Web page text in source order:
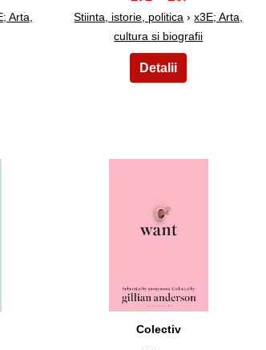
Arta,
Stiinta, istorie, politica ›x3E; Arta,
cultura si biografii
14
Colectiv